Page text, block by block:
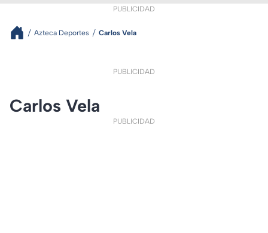
PUBLICIDAD
Azteca Deportes Carlos Vela
PUBLICIDAD
Carlos Vela
PUBLICIDAD